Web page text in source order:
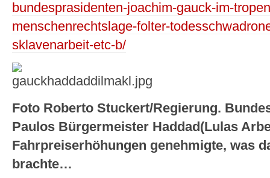
bundesprasidenten-joachim-gauck-im-
menschenrechtslage-folter-
sklavenarbeit-etc-b/
Foto Roberto Stuckert/Regierung.
Paulos Bürgermeister Haddad(Lulas
Fahrpreiserhöhungen genehmigte, was
brachte…